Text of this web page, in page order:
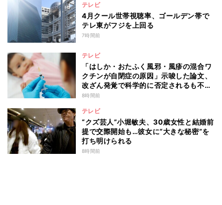
テレビ
4月クール世帯視聴率、ゴールデン帯で
テレ東がフジを上回る
7時間前
テレビ
「はしか・おたふく風邪・風疹の混合ワ
クチンが自閉症の原因」示唆した論文、
改ざん発覚で科学的に否定されるも不安
消えず…科学者たちの反証はなぜ届かな
8時間前
テレビ
“クズ芸人”小堀敏夫、30歳女性と結婚前
提で交際開始も…彼女に“大きな秘密”を
打ち明けられる
8時間前